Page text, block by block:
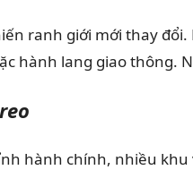
ranh giới mới thay
hành lang giao thông.
hành chính, nhiều